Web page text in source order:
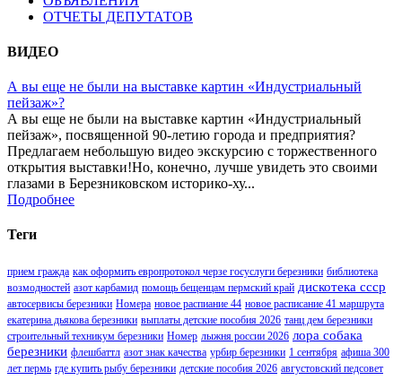
ОТЧЕТЫ ДЕПУТАТОВ
ВИДЕО
А вы еще не были на выставке картин «Индустриальный
пейзаж»?
А вы еще не были на выставке картин «Индустриальный
пейзаж», посвященной 90-летию города и предприятия?
Предлагаем небольшую видео экскурсию с торжественного
открытия выставки!Но, конечно, лучше увидеть это своими
глазами в Березниковском историко-ху...
Подробнее
Теги
прием гражда как оформить европротокол черзе госуслуги березники библиотека
возмодностей азот карбамид помощь бещенцам пермский край дискотека ссср
автосервисы березники Номера новое распиание 44 новое расписание 41 маршрута
екатерина дьякова березники выплаты детские пособия 2026 танц дем березники
строительный техникум березники Номер лыжня россии 2026 лора собака
березники флешбаттл азот знак качества урбир березники 1 сентября афиша 300
лет пермь где купить рыбу березники детские пособия 2026 августовский педсовет